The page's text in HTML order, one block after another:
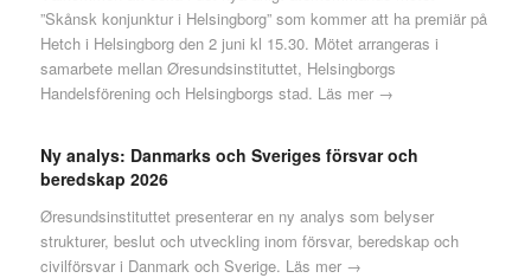
”Skånsk konjunktur i Helsingborg” som kommer att ha premiär på
Hetch i Helsingborg den 2 juni kl 15.30. Mötet arrangeras i
samarbete mellan Øresundsinstituttet, Helsingborgs
Handelsförening och Helsingborgs stad. Läs mer →
Ny analys: Danmarks och Sveriges försvar och
beredskap 2026
Øresundsinstituttet presenterar en ny analys som belyser
strukturer, beslut och utveckling inom försvar, beredskap och
civilförsvar i Danmark och Sverige. Läs mer →